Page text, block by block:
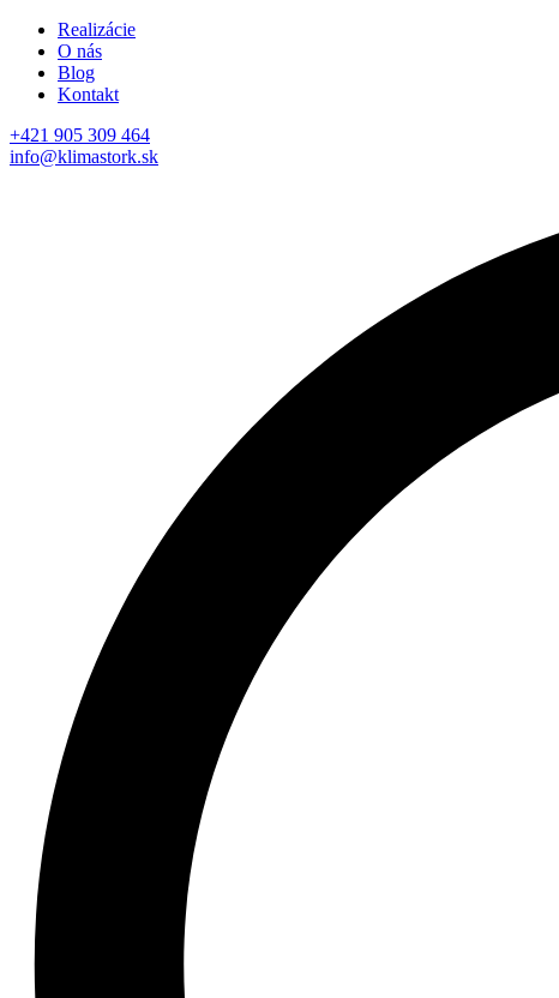
Realizácie
O nás
Blog
Kontakt
+421 905 309 464
info@klimastork.sk